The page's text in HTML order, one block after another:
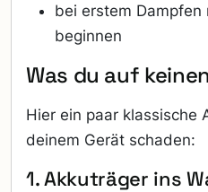
bei erstem
beginnen
Was du auf
Hier ein paar klassische
deinem Gerät schaden:
1. Akkuträger ins